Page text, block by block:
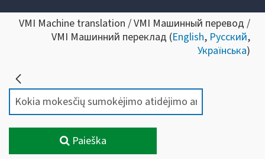
VMI Machine translation / VMI Машинный перевод /
VMI Машинний переклад (English, Русский,
Українська)
Paieška